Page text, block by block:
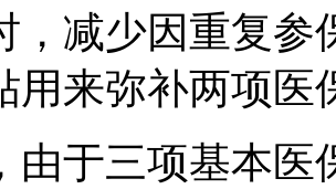
，减少因重复参
用来弥补两项医
由于三项基本医